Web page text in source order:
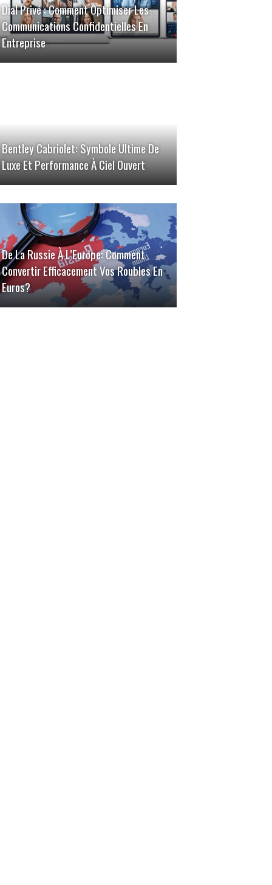
Dial Privé : Comment Optimiser Les
Communications Confidentielles En
Entreprise
Bentley Cabriolet: Symbole Ultime De
Luxe Et Performance À Ciel Ouvert
De La Russie À L’Europe: Comment
Convertir Efficacement Vos Roubles En
Euros?